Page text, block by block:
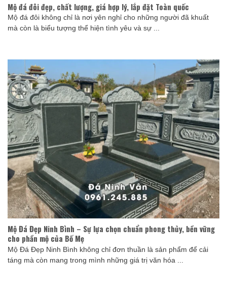
Mộ đá đôi đẹp, chất lượng, giá hợp lý, lắp đặt Toàn quốc
Mộ đá đôi không chỉ là nơi yên nghỉ cho những người đã khuất
mà còn là biểu tượng thể hiện tình yêu và sự ...
Mộ Đá Đẹp Ninh Bình – Sự lựa chọn chuẩn phong thủy, bền vững
cho phần mộ của Bố Mẹ
Mộ Đá Đẹp Ninh Bình không chỉ đơn thuần là sản phẩm để cải
táng mà còn mang trong mình những giá trị văn hóa ...